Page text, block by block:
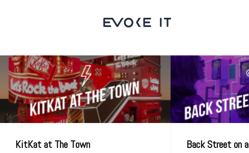
KitKat at The Town Back Street on